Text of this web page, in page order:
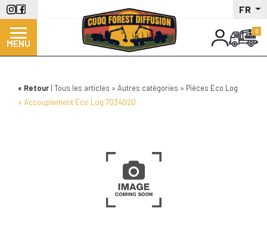
Aller
au
contenu
principal
FR
MENU
Retour Tous les articles Autres catégories
Pièces Eco Log
Accouplement Eco Log 7034020